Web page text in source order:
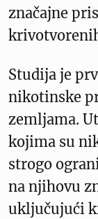
značajne
Studija je
nikotinske
zemljama.
kojima su
strogo
na njihovu
uključujući